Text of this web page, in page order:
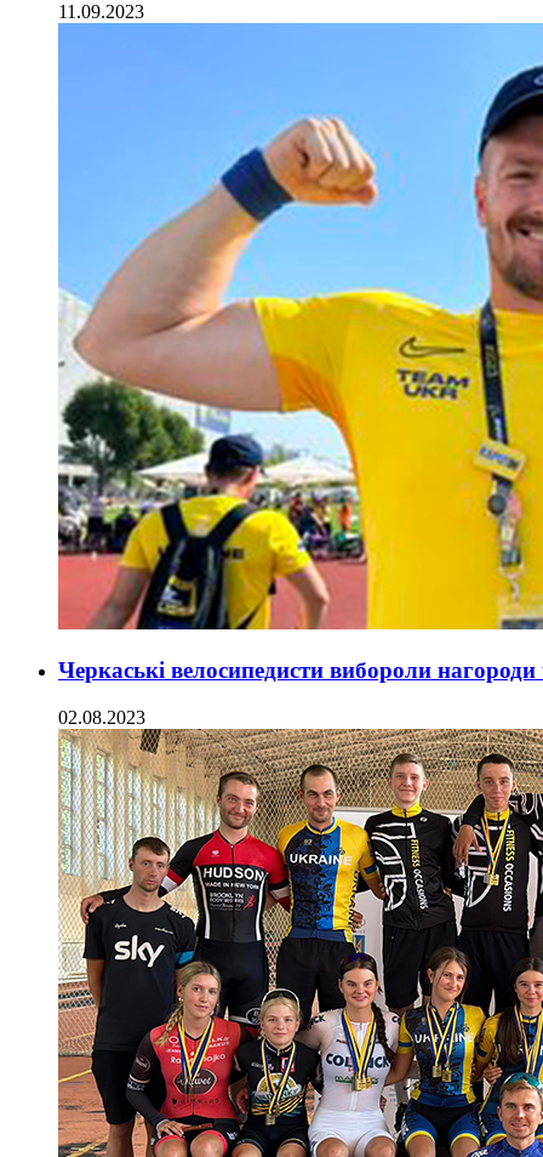
11.09.2023
Черкаські велосипедисти вибороли
02.08.2023